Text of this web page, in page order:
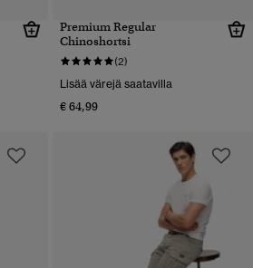
Premium Regular
Chinoshortsi
(2)
Lisää värejä saatavilla
€ 64,99